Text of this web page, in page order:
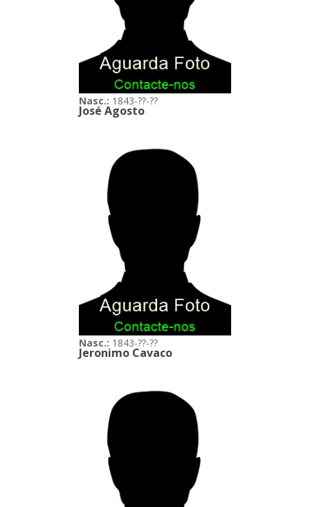
Nasc.: 1843-??-??
José Agosto
Nasc.: 1843-??-??
Jeronimo Cavaco